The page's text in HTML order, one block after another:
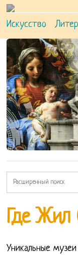
Искусство
Где Жил
Уникальные